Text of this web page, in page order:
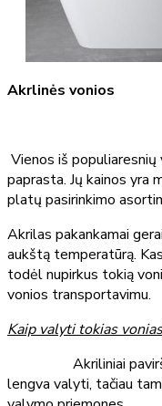
Akrlinės vonios
Vienos iš
paprasta. Jų kainos yra
platų pasirinkimo
Akrilas pakankamai
aukštą temperatūrą.
todėl nupirkus tokią
vonios transportavimu.
Kaip valyti tokias
Akriliniai paviršiniai
lengva valyti, tačiau